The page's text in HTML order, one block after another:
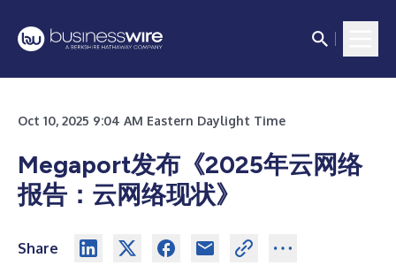
Oct 10, 2025 9:04 AM Eastern Daylight Time
Megaport发布《2025年云网络
报告：云网络现状》
Share